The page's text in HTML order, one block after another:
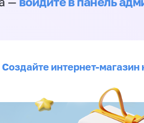
Создайте интернет-магазин